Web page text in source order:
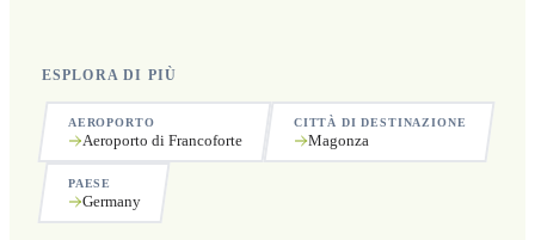
ESPLORA DI PIÙ
AEROPORTO
Aeroporto di Francoforte
CITTÀ DI DESTINAZIONE
Magonza
PAESE
Germany